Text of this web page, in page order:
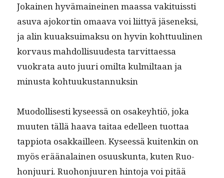
Jokainen hyvä­maineinen maas­sa vak­i­tuis­sti
asu­va ajoko­rtin omaa­va voi liit­tyä jäsenek­si,
ja alin kuuak­suimak­su on hyvin koht­tuu­li­nen
kor­vaus mah­dol­lisu­ud­es­ta tarvit­taes­sa
vuokra­ta auto juuri omil­ta kul­mil­taan ja
minus­ta kohtuukustannuksin
Muodol­lis­es­ti kyseessä on osakey­htiö, joka
muuten täl­lä haa­va taitaa edelleen tuot­taa
tap­pi­o­ta osakkailleen. Kyseessä kuitenkin on
myös erää­nalainen osu­uskun­ta, kuten Ruo­
hon­ju­uri. Ruo­hon­ju­uren hin­to­ja voi pitää